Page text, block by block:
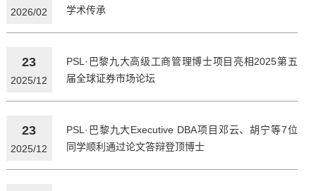
2026/02
学术传承
23
2025/12
PSL·巴黎九大高级工商管理博士项目亮相2025第五
届全球证券市场论坛
23
2025/12
PSL·巴黎九大Executive DBA项目邓云、胡宁等7位
同学顺利通过论文答辩登顶博士